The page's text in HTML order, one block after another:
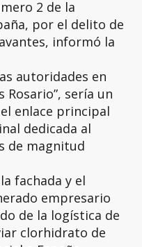
2 de la
por el delito de
informó la
autoridades en
Rosario”, sería un
enlace principal
dedicada al
de magnitud
fachada y el
empresario
de la logística de
clorhidrato de